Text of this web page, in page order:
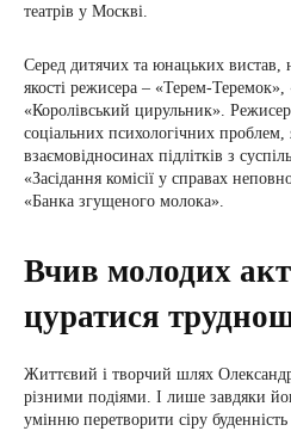
театрів у Москві.
Серед дитячих та юнацьких
якості режисера – «Терем-
«Королівський цирульник».
соціальних психологічних
взаємовідносинах підлітків з
«Засідання комісії у справах
«Банка згущеного молока».
Вчив молодих
цуратися
Життєвий і творчий шлях
різними подіями. І лише завдяки
умінню перетворити сіру